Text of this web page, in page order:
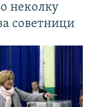
неколку
советници